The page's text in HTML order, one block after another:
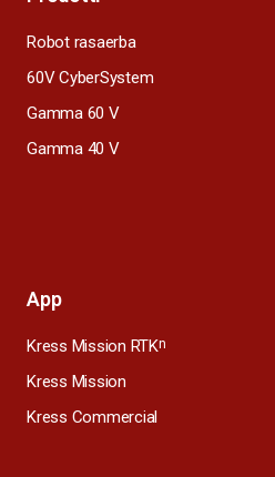
Robot rasaerba
60V CyberSystem
Gamma 60 V
Gamma 40 V
App
Kress Mission RTKn
Kress Mission
Kress Commercial